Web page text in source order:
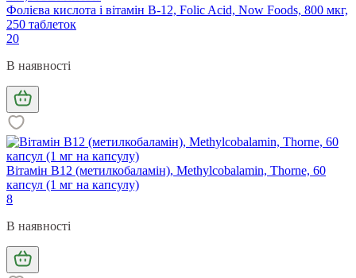
Фолієва кислота і вітамін В-12, Folic Acid, Now Foods, 800 мкг,
250 таблеток
20
В наявності
Вітамін В12 (метилкобаламін), Methylcobalamin, Thorne, 60
капсул (1 мг на капсулу)
8
В наявності